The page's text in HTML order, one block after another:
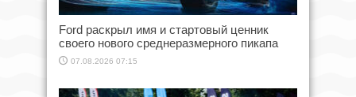
Ford раскрыл имя и стартовый ценник
своего нового среднеразмерного пикапа
07.08.2026 07:15